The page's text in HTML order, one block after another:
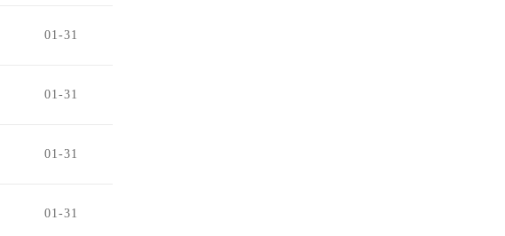
01-31
01-31
01-31
01-31